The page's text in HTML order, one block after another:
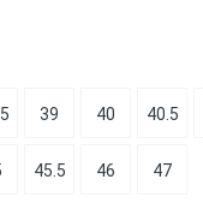
39 40 40.5
45.5 46 47